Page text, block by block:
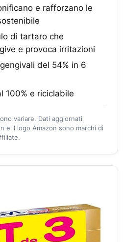
e rafforzano le
di tartaro che
e provoca irritazioni
del 54% in 6
100% e riciclabile
variare. Dati aggiornati
e il logo Amazon sono marchi di